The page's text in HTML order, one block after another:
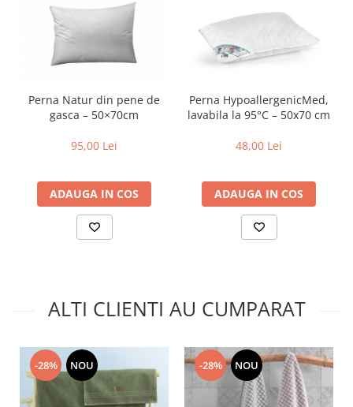
Perna Natur din pene de
gasca – 50×70cm
95,00 Lei
ADAUGA IN COS
Perna HypoallergenicMed,
lavabila la 95°C – 50x70 cm
48,00 Lei
ADAUGA IN COS
ALTI CLIENTI AU CUMPARAT
-28% NOU -28% NOU